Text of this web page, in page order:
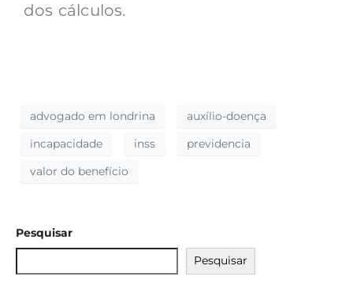
dos cálculos.
advogado em londrina
auxílio-doença
incapacidade
inss
previdencia
valor do benefício
Pesquisar
Pesquisar